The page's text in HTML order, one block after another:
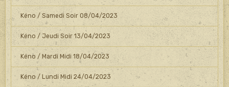
Kéno / Samedi Soir 08/04/2023
Kéno / Jeudi Soir 13/04/2023
Kéno / Mardi Midi 18/04/2023
Kéno / Lundi Midi 24/04/2023